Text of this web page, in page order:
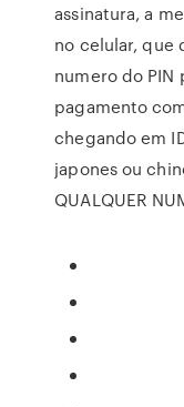
assinatura, a
no celular, que
numero do PIN
pagamento
chegando em
japones ou
QUALQUER